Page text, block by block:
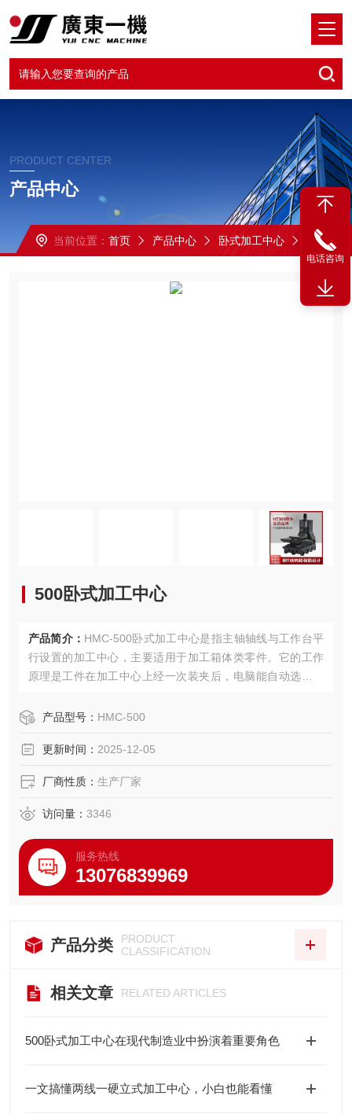
PRODUCT CENTER
产品中心
当前位置： 首页 产品中心 卧式加工中心 HMC-500三线卧加
500卧式加工中心
产品简介： HMC-500卧式加工中心是指主轴轴线与工作台平
行设置的加工中心，主要适用于加工箱体类零件。它的工作
原理是工件在加工中心上经一次装夹后，电脑能自动选择不
多工序的加工。优势是能够大大提高生产效率。
产品型号： HMC-500
更新时间： 2025-12-05
厂商性质： 生产厂家
访问量： 3346
服务热线
13076839969
产品分类
PRODUCT
CLASSIFICATION
相关文章 RELATED ARTICLES
500卧式加工中心在现代制造业中扮演着重要角色
一文搞懂两线一硬立式加工中心，小白也能看懂
电话咨询